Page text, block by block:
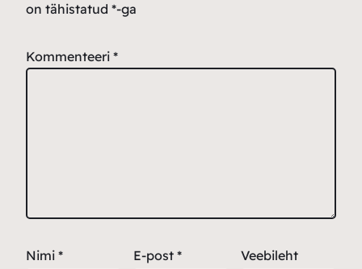
on tähistatud *-ga
Kommenteeri *
Nimi * E-post * Veebileht